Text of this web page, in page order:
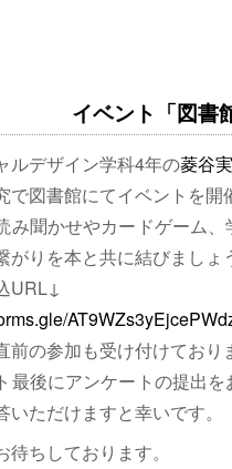
イベント「図書
ルデザイン学科4年の菱谷
で図書館にてイベントを開
み聞かせやカードゲーム、
がりを本と共に結びましょ
URL↓
前の参加も受け付けており
最後にアンケートの提出
いただけますと幸いです。
待ちしております。